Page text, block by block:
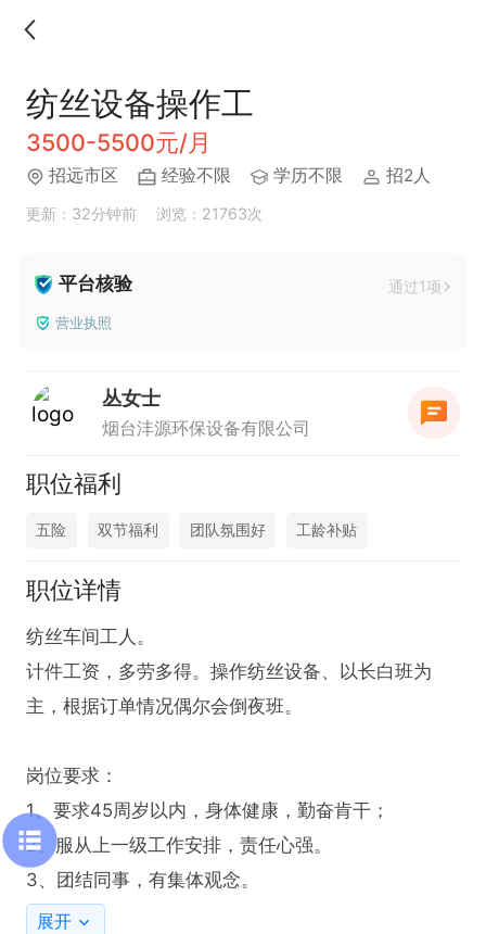
纺丝设备操作工
3500-5500元/月
招远市区 经验不限 学历不限 招2人
更新：32分钟前 浏览：21763次
平台核验 通过1项
营业执照
丛女士
烟台沣源环保设备有限公司
职位福利
五险 双节福利 团队氛围好 工龄补贴
职位详情
纺丝车间工人。
计件工资，多劳多得。操作纺丝设备、以长白班为
主，根据订单情况偶尔会倒夜班。
岗位要求：
1、要求45周岁以内，身体健康，勤奋肯干；
2、服从上一级工作安排，责任心强。
3、团结同事，有集体观念。
展开